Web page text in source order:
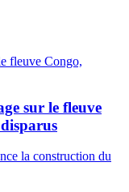
sur le fleuve